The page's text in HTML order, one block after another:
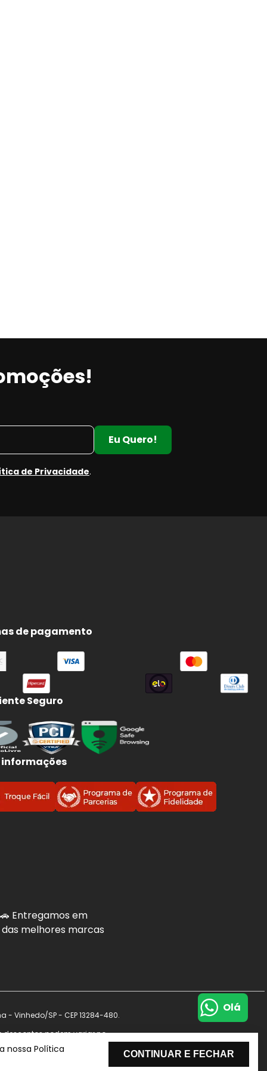
Olá
Eu Quero!
de Privacidade.
de pagamento
Seguro
informações
Entregamos em
melhores marcas
- Vinhedo/SP - CEP 13284-480.
descontos podem variar no
dados.
nossa Política
CONTINUAR E FECHAR